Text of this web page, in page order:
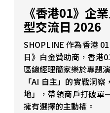
《香港01》企
型交流日 2026
SHOPLINE 作為香港
日》白金贊助商，香港
區總經理簡家樂於專題
「AI 自主」的實戰洞
地」，帶領商戶打破單
擁有選擇的主動權。